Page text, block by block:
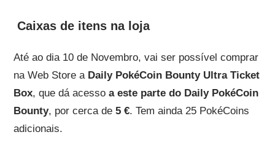
Caixas de itens na loja
Até ao dia 10 de Novembro, vai ser possível comprar
na Web Store a Daily PokéCoin Bounty Ultra Ticket
Box, que dá acesso a este parte do Daily PokéCoin
Bounty, por cerca de 5 €. Tem ainda 25 PokéCoins
adicionais.